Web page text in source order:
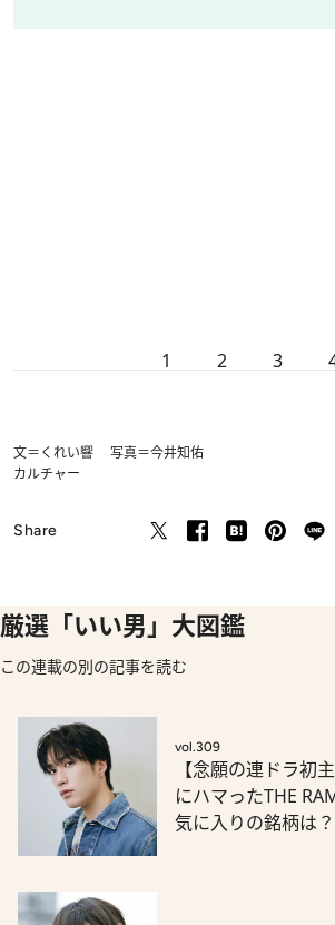
1 2 3
文＝くれい響 写真＝今井知佑
カルチャー
Share
厳選「いい男」大図鑑
この連載の別の記事を読む
vol.309
【念願の連ドラ初
にハマったTHE
気に入りの銘柄は？